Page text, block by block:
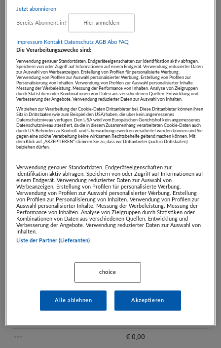
Auktion beendet
Sie können kein Gebot mehr
abgeben.
ARTIKEL BEOBACHTEN
Zuschlag ab:
€ 100,00
Verkaufspreis:
€ 199,00
Zuschlag am:
06.11.2024,18:30:00 Uhr
Mindestschritt:
€ 1,00
Artikelnummer:
26698
Abholfrist:
07.11.2025
Zustellung:
Selbstabholung
HÖCHSTBIETER
Gebot
€ 0,00
--- € 0,00
Jetzt abonnieren
Bereits Abonnent:in? Hier anmelden
Impressum Kontakt Datenschutz AGB Abo FAQ
Die Verarbeitungszwecke sind:
Verwendung genauer Standortdaten. Endgeräteeigenschaften zur Identifikation aktiv abfragen.
Speichern von oder Zugriff auf Informationen auf einem Endgerät. Verwendung reduzierter Daten
zur Auswahl von Werbeanzeigen. Erstellung von Profilen für personalisierte Werbung.
Verwendung von Profilen zur Auswahl personalisierter Werbung. Erstellung von Profilen zur
Personalisierung von Inhalten. Verwendung von Profilen zur Auswahl personalisierter Inhalte.
Messung der Werbeleistung. Messung der Performance von Inhalten. Analyse von Zielgruppen
durch Statistiken oder Kombinationen von Daten aus verschiedenen Quellen. Entwicklung und
Verbesserung der Angebote. Verwendung reduzierter Daten zur Auswahl von Inhalten.
Wir ziehen zur Verarbeitung der Cookie-Daten Drittanbieter bei. Diese Drittanbieter können ihren
Sitz in Drittstaaten (wie zum Beispiel den USA) haben, die über kein angemessenes
Datenschutzniveau verfügen. Den USA wird vom Europäischen Gerichtshof kein angemessenes
Datenschutzniveau attestiert, da die in diesem Zusammenhang verarbeiteten Cookie-Daten auch
durch US-Behörden zu Kontroll- und Überwachungszwecken verarbeitet werden können und Sie
gegen eine solche Verarbeitung keine wirksamen Rechtsbehelfe geltend machen können. Mit
dem Klick auf „AKZEPTIEREN“ stimmen Sie zu, dass wir Drittanbieter (auch in Drittstaaten)
beiziehen dürfen.
Verwendung genauer Standortdaten. Endgeräteeigenschaften zur
Identifikation aktiv abfragen. Speichern von oder Zugriff auf Informationen auf
einem Endgerät. Verwendung reduzierter Daten zur Auswahl von
Werbeanzeigen. Erstellung von Profilen für personalisierte Werbung.
Verwendung von Profilen zur Auswahl personalisierter Werbung. Erstellung
von Profilen zur Personalisierung von Inhalten. Verwendung von Profilen zur
Auswahl personalisierter Inhalte. Messung der Werbeleistung. Messung der
Performance von Inhalten. Analyse von Zielgruppen durch Statistiken oder
Kombinationen von Daten aus verschiedenen Quellen. Entwicklung und
Verbesserung der Angebote. Verwendung reduzierter Daten zur Auswahl von
Inhalten.
Liste der Partner (Lieferanten)
choice
Alle ablehnen Akzeptieren